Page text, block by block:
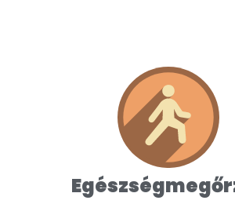
Kiemelt figyelem irányul a
megőrzésére. Ennek
tornaterem, fizioterápia,
medence ad lehetőséget.